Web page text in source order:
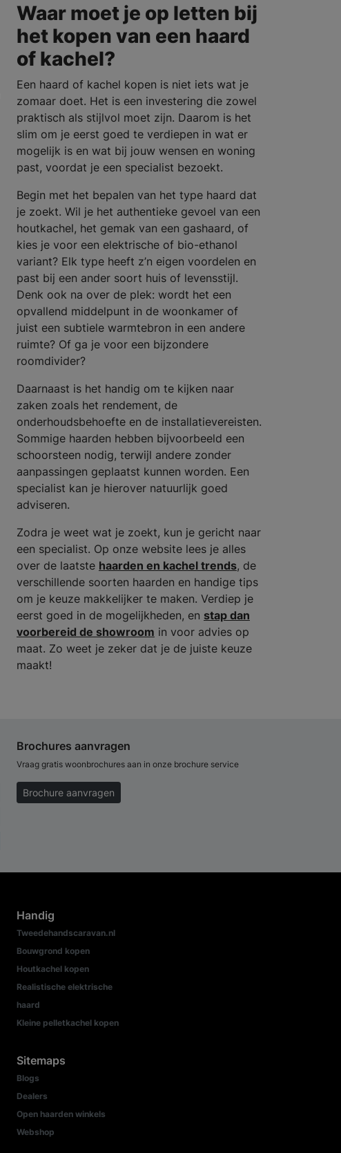
Waar moet je op letten bij
het kopen van een haard
of kachel?
Een haard of kachel kopen is niet iets wat je
zomaar doet. Het is een investering die zowel
praktisch als stijlvol moet zijn. Daarom is het
slim om je eerst goed te verdiepen in wat er
mogelijk is en wat bij jouw wensen en woning
past, voordat je een specialist bezoekt.
Begin met het bepalen van het type haard dat
je zoekt. Wil je het authentieke gevoel van een
houtkachel, het gemak van een gashaard, of
kies je voor een elektrische of bio-ethanol
variant? Elk type heeft z’n eigen voordelen en
past bij een ander soort huis of levensstijl.
Denk ook na over de plek: wordt het een
opvallend middelpunt in de woonkamer of
juist een subtiele warmtebron in een andere
ruimte? Of ga je voor een bijzondere
roomdivider?
Daarnaast is het handig om te kijken naar
zaken zoals het rendement, de
onderhoudsbehoefte en de installatievereisten.
Sommige haarden hebben bijvoorbeeld een
schoorsteen nodig, terwijl andere zonder
aanpassingen geplaatst kunnen worden. Een
specialist kan je hierover natuurlijk goed
adviseren.
Zodra je weet wat je zoekt, kun je gericht naar
een specialist. Op onze website lees je alles
over de laatste haarden en kachel trends, de
verschillende soorten haarden en handige tips
om je keuze makkelijker te maken. Verdiep je
eerst goed in de mogelijkheden, en stap dan
voorbereid de showroom in voor advies op
maat. Zo weet je zeker dat je de juiste keuze
maakt!
Brochures aanvragen
Vraag gratis woonbrochures aan in onze brochure service
Brochure aanvragen
Handig
Tweedehandscaravan.nl
Bouwgrond kopen
Houtkachel kopen
Realistische elektrische
haard
Kleine pelletkachel kopen
Sitemaps
Blogs
Dealers
Open haarden winkels
Webshop